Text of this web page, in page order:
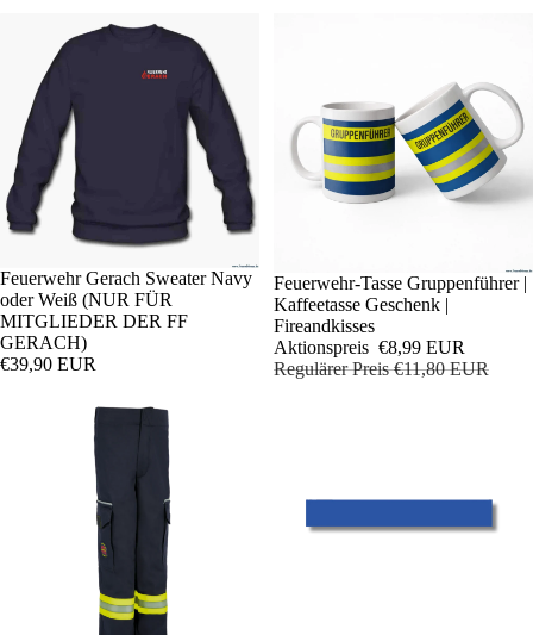
Feuerwehr Gerach Sweater Navy
oder Weiß (NUR FÜR
MITGLIEDER DER FF
GERACH)
€39,90 EUR
Sale
Feuerwehr-Tasse Gruppenführer |
Kaffeetasse Geschenk |
Fireandkisses
Aktionspreis €8,99 EUR
Regulärer Preis€11,80 EUR